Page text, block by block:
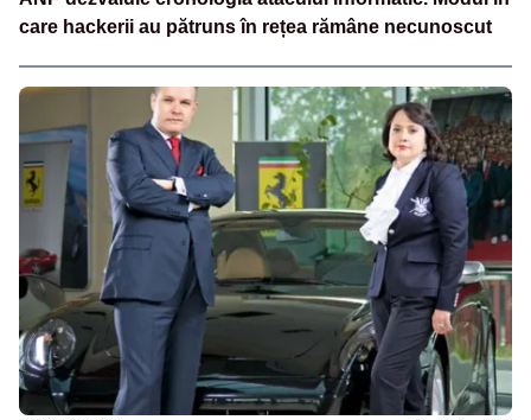
care hackerii au pătruns în rețea rămâne necunoscut